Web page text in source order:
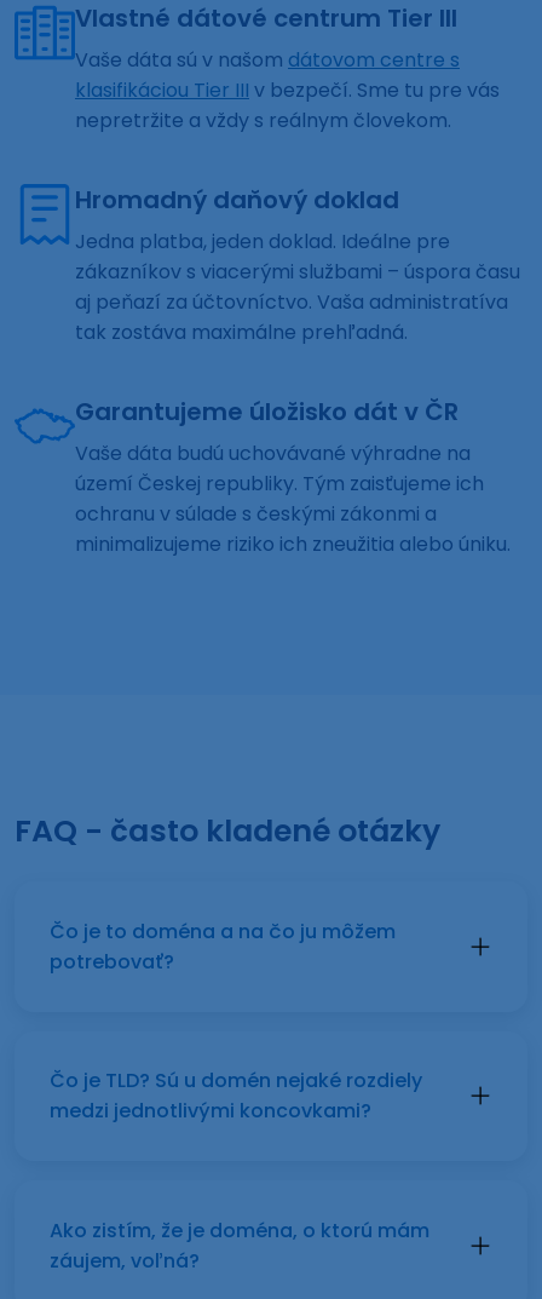
Vlastné dátové centrum Tier III
Vaše dáta sú v našom dátovom centre s
klasifikáciou Tier III v bezpečí. Sme tu pre vás
nepretržite a vždy s reálnym človekom.
Hromadný daňový doklad
Jedna platba, jeden doklad. Ideálne pre
zákazníkov s viacerými službami – úspora času
aj peňazí za účtovníctvo. Vaša administratíva
tak zostáva maximálne prehľadná.
Garantujeme úložisko dát v ČR
Vaše dáta budú uchovávané výhradne na
území Českej republiky. Tým zaisťujeme ich
ochranu v súlade s českými zákonmi a
minimalizujeme riziko ich zneužitia alebo úniku.
FAQ - často kladené otázky
Čo je to doména a na čo ju môžem
potrebovať?
Čo je TLD? Sú u domén nejaké rozdiely
medzi jednotlivými koncovkami?
Ako zistím, že je doména, o ktorú mám
záujem, voľná?